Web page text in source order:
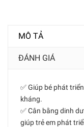
MÔ TẢ
ĐÁNH GIÁ
✅ Giúp bé phát
kháng.
✅ Cân bằng dinh
giúp trẻ em phát